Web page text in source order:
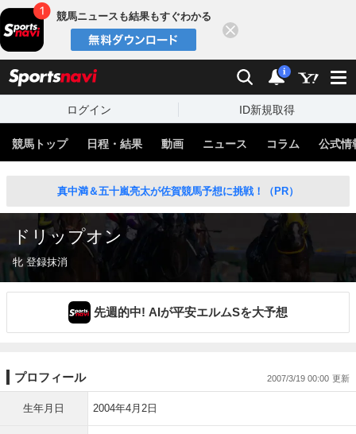
競馬ニュースも結果もすぐわかる
検索 通知
i
ログイン ID新規取得
競馬トップ 日程・結果 動画 ニュース コラム 公式情
真中満＆五十嵐亮太が佐賀競馬予想に挑戦！（PR）
ドリップオン
牝 登録抹消
先週的中! AIが平安エルムSを大予想
プロフィール 2007/3/19 00:00
生年月日 2004年4月2日